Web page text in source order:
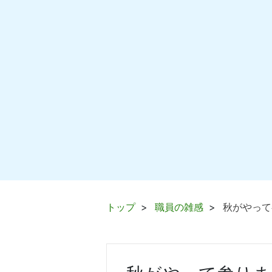
トップ 職員の雑感 秋がやっ